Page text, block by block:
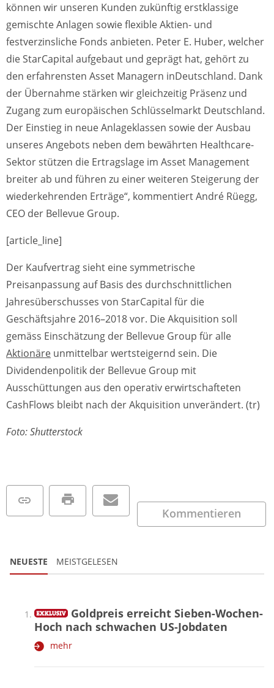
können wir unseren Kunden zukünftig erstklassige
gemischte Anlagen sowie flexible Aktien- und
festverzinsliche Fonds anbieten. Peter E. Huber, welcher
die StarCapital aufgebaut und geprägt hat, gehört zu
den erfahrensten Asset Managern inDeutschland. Dank
der Übernahme stärken wir gleichzeitig Präsenz und
Zugang zum europäischen Schlüsselmarkt Deutschland.
Der Einstieg in neue Anlageklassen sowie der Ausbau
unseres Angebots neben dem bewährten Healthcare-
Sektor stützen die Ertragslage im Asset Management
breiter ab und führen zu einer weiteren Steigerung der
wiederkehrenden Erträge“, kommentiert André Rüegg,
CEO der Bellevue Group.
[article_line]
Der Kaufvertrag sieht eine symmetrische
Preisanpassung auf Basis des durchschnittlichen
Jahresüberschusses von StarCapital für die
Geschäftsjahre 2016–2018 vor. Die Akquisition soll
gemäss Einschätzung der Bellevue Group für alle
Aktionäre unmittelbar wertsteigernd sein. Die
Dividendenpolitik der Bellevue Group mit
Ausschüttungen aus den operativ erwirtschafteten
CashFlows bleibt nach der Akquisition unverändert. (tr)
Foto: Shutterstock
Kommentieren
NEUESTE MEISTGELESEN
Goldpreis erreicht Sieben-Wochen-
Hoch nach schwachen US-Jobdaten
mehr